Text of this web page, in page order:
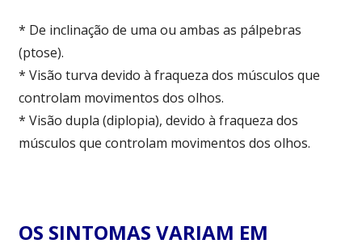
* De inclinação de uma ou ambas as pálpebras
(ptose).
* Visão turva devido à fraqueza dos músculos que
controlam movimentos dos olhos.
* Visão dupla (diplopia), devido à fraqueza dos
músculos que controlam movimentos dos olhos.
OS SINTOMAS VARIAM EM